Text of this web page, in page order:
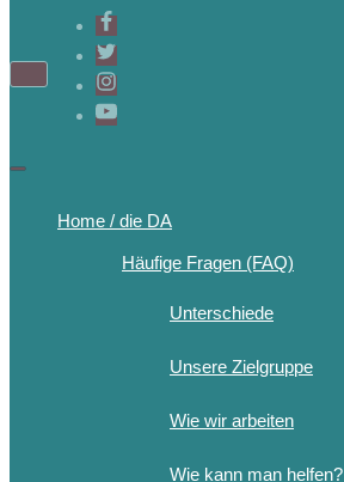
Home / die DA
Häufige Fragen (FAQ)
Unterschiede
Unsere Zielgruppe
Wie wir arbeiten
Wie kann man helfen?